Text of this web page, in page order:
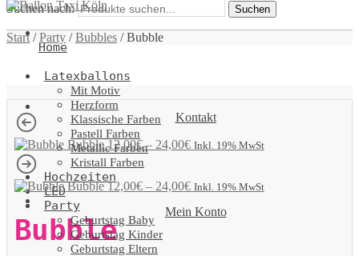
Suchen nach: Suchen
Kontakt
Mein Konto
Home
Latexballons
Mit Motiv
Herzform
Klassische Farben
Pastell Farben
Metallic Farben
Kristall Farben
Hochzeiten
LED
Party
Geburtstag Baby
Geburtstag Kinder
Geburtstag Eltern
Start /Party /Bubbles /Bubble
Bubble 12,00€– 24,00€ Inkl. 19% MwSt
Bubble 12,00€– 24,00€ Inkl. 19% MwSt
Bubble